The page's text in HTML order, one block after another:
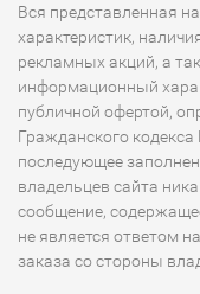
Вся представленная
характеристик,
рекламных акций, а
информационный
публичной офертой,
Гражданского
последующее
владельцев сайта
сообщение,
не является ответом
заказа со стороны